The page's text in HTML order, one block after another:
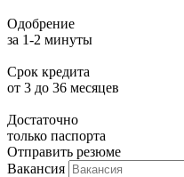
Одобрение
за 1-2 минуты
Срок кредита
от 3 до 36 месяцев
Достаточно
только паспорта
Отправить резюме
Вакансия